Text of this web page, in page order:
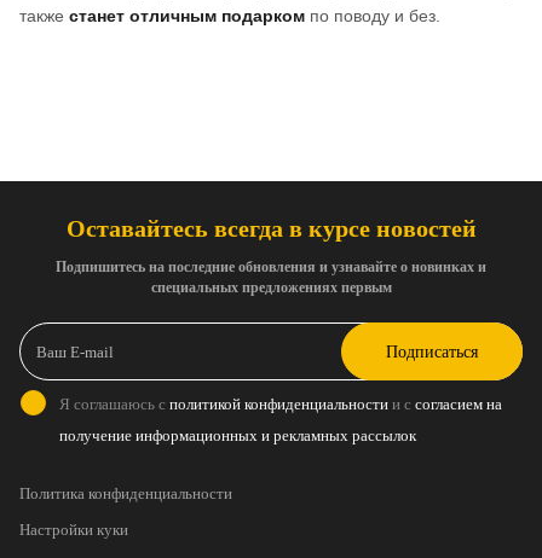
также станет отличным подарком по поводу и без.
Оставайтесь всегда в курсе новостей
Подпишитесь на последние обновления и узнавайте о новинках и
специальных предложениях первым
Подписаться
Я соглашаюсь с политикой конфиденциальности и с согласием на
получение информационных и рекламных рассылок
Политика конфиденциальности
Настройки куки